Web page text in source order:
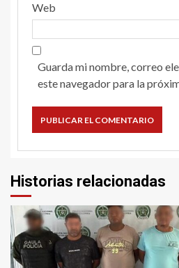
Web
Guarda mi nombre, correo
este navegador para la
Historias relacionadas